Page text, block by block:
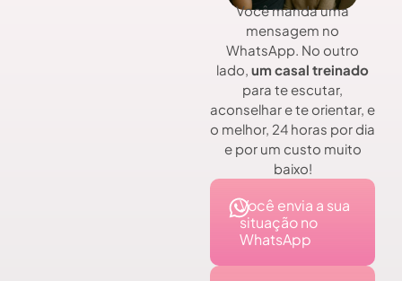
Você manda uma
mensagem no
WhatsApp. No outro
lado, um casal treinado
para te escutar,
aconselhar e te orientar, e
o melhor, 24 horas por dia
e por um custo muito
baixo!
Você envia a sua
situação no
WhatsApp